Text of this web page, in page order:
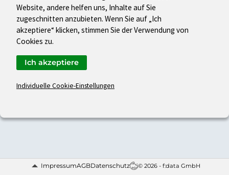
ImpressumAGBDatenschutz © 2026 - f:data GmbH
Website, andere helfen uns, Inhalte auf Sie
zugeschnitten anzubieten. Wenn Sie auf „Ich
akzeptiere“ klicken, stimmen Sie der Verwendung von
Cookies zu.
Individuelle Cookie-Einstellungen
Ich akzeptiere